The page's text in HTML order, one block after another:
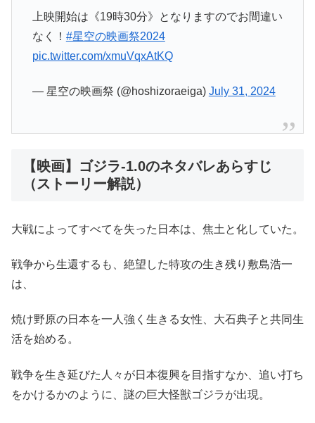
上映開始は《19時30分》となりますのでお間違い
なく！ #星空の映画祭2024
pic.twitter.com/xmuVqxAtKQ
— 星空の映画祭 (@hoshizoraeiga) July 31, 2024
【映画】ゴジラ-1.0のネタバレあらすじ
（ストーリー解説）
大戦によってすべてを失った日本は、焦土と化していた。
戦争から生還するも、絶望した特攻の生き残り敷島浩一
は、
焼け野原の日本を一人強く生きる女性、大石典子と共同生
活を始める。
戦争を生き延びた人々が日本復興を目指すなか、追い打ち
をかけるかのように、謎の巨大怪獣ゴジラが出現。